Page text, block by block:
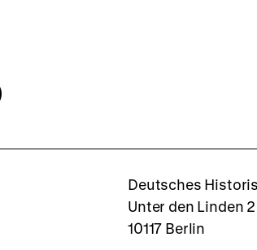
To
LetterboxdDeutsches
Unter den Linden 2
10117 Berlin